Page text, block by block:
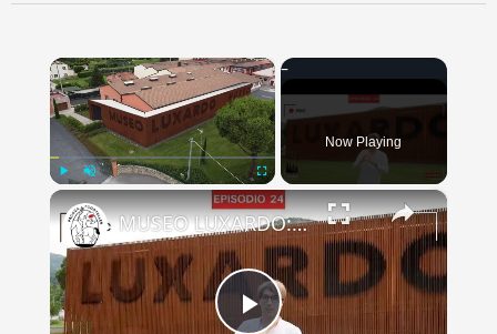
×
Fullscreen
Now Playing
×
MUSEO LUXARDO: Un Viaggio nel Tempo e nel Gusto